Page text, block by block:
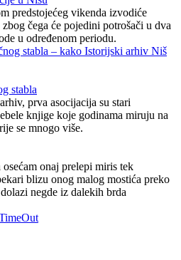
predstojećeg vikenda izvodiće
čega će pojedini potrošači u dva
u određenom periodu.
stabla
prva asocijacija su stari
knjige koje godinama miruju na
se mnogo više.
onaj prelepi miris tek
blizu onog malog mostića preko
negde iz dalekih brda